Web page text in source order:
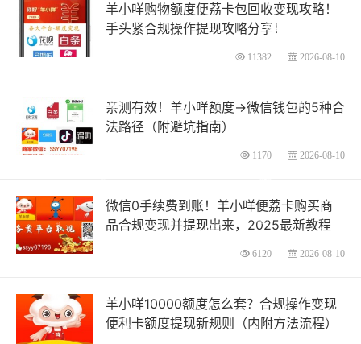
羊小咩购物额度便荔卡包回收变现攻略！
手头紧合规操作提现攻略分享！
11382 2026-08-10
亲测有效！羊小咩额度→微信钱包的5种合
法路径（附避坑指南）
1170 2026-08-10
微信0手续费到账！羊小咩便荔卡购买商
品合规变现并提现出来，2025最新教程
6120 2026-08-10
羊小咩10000额度怎么套？合规操作变现
便利卡额度提现新规则（内附方法流程）